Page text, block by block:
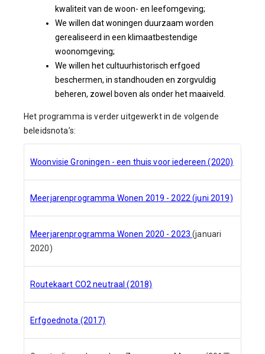
kwaliteit van de woon- en leefomgeving;
We willen dat woningen duurzaam worden
gerealiseerd in een klimaatbestendige
woonomgeving;
We willen het cultuurhistorisch erfgoed
beschermen, in standhouden en zorgvuldig
beheren, zowel boven als onder het maaiveld.
Het programma is verder uitgewerkt in de volgende
beleidsnota’s:
Woonvisie Groningen - een thuis voor iedereen (2020)
Meerjarenprogramma Wonen 2019 - 2022 (juni 2019)
Meerjarenprogramma Wonen 2020 - 2023 (januari
2020)
Routekaart CO2 neutraal (2018)
Erfgoednota (2017)